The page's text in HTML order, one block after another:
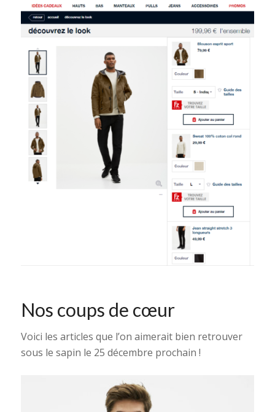
Nos coups de cœur
Voici les articles que l’on aimerait bien retrouver
sous le sapin le 25 décembre prochain !